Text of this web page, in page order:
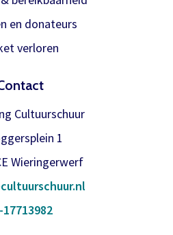
via de bestelknop
en donateurs
verloren
Cultuurschuur
1
Wieringerwerf
17713982